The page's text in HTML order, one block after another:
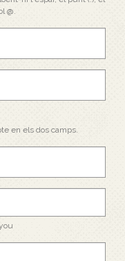
@.
en els dos camps.